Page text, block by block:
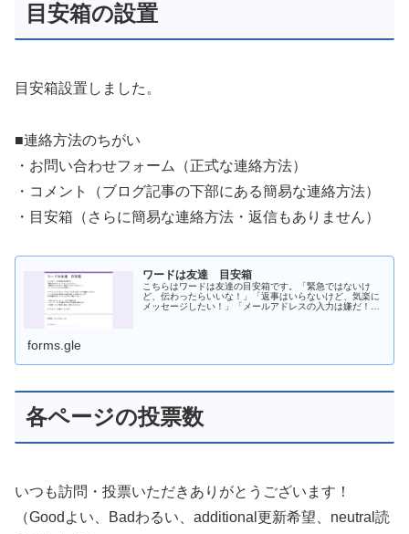
目安箱の設置
目安箱設置しました。
■連絡方法のちがい
・お問い合わせフォーム（正式な連絡方法）
・コメント（ブログ記事の下部にある簡易な連絡方法）
・目安箱（さらに簡易な連絡方法・返信もありません）
ワードは友達 目安箱
こちらはワードは友達の目安箱です。「緊急ではないけ
ど、伝わったらいいな！」「返事はいらないけど、気楽に
メッセージしたい！」「メールアドレスの入力は嫌だ！」
forms.gle
各ページの投票数
いつも訪問・投票いただきありがとうございます！
（Goodよい、Badわるい、additional更新希望、neutral読